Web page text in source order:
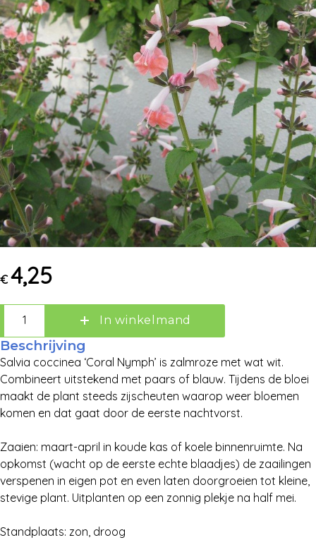
€ 4,25
In winkelmand
Beschrijving
Salvia coccinea ‘Coral Nymph’ is zalmroze met wat wit.
Combineert uitstekend met paars of blauw. Tijdens de bloei
maakt de plant steeds zijscheuten waarop weer bloemen
komen en dat gaat door de eerste nachtvorst.
Zaaien: maart-april in koude kas of koele binnenruimte. Na
opkomst (wacht op de eerste echte blaadjes) de zaailingen
verspenen in eigen pot en even laten doorgroeien tot kleine,
stevige plant. Uitplanten op een zonnig plekje na half mei.
Standplaats: zon, droog